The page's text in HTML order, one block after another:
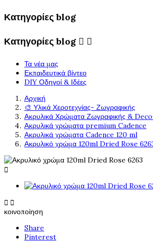
Κατηγορίες blog
Κατηγορίες blog  
Τα νέα μας
Εκπαιδευτικά βίντεο
DIY Οδηγοί & Ιδέες
Αρχική
🎨 Υλικά Χεροτεχνίας- Ζωγραφικής
Ακρυλικά Χρώματα Ζωγραφικής &
Ακρυλικά χρώματα premium Cadence
Ακρυλικά χρώματα Cadence 120 ml
Ακρυλικό χρώμα 120ml Dried Rose

 
κοινοποίηση
Share
Pinterest